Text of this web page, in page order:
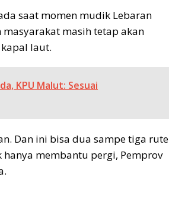
saat momen mudik Lebaran
masih tetap akan
laut.
KPU Malut: Sesuai
Dan ini bisa dua sampe tiga rute
membantu pergi, Pemprov